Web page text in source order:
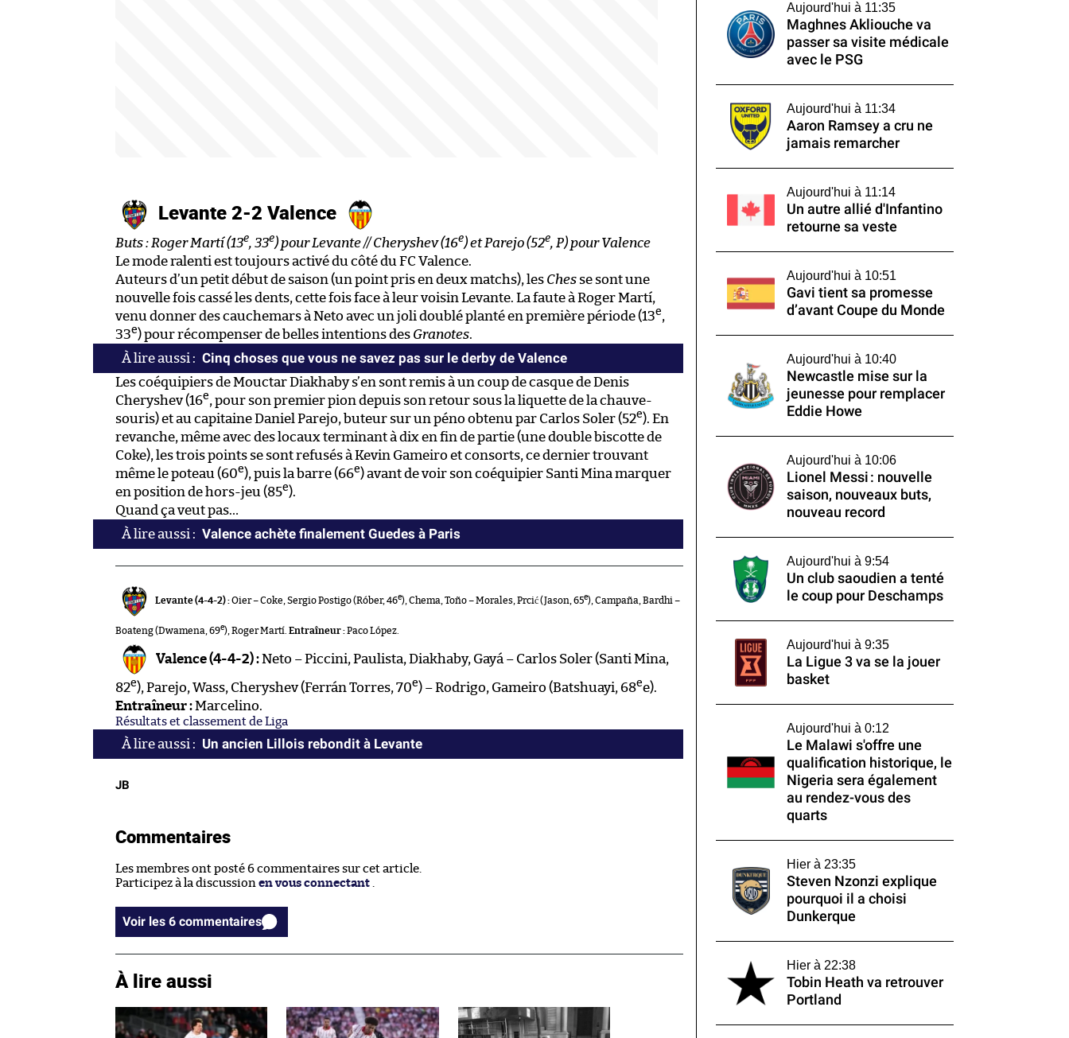
Levante 2-2 Valence
Buts : Roger Martí (13e, 33e) pour Levante // Cheryshev (16e) et Parejo (52e, P) pour Valence
Le mode ralenti est toujours activé du côté du FC Valence.
Auteurs d’un petit début de saison (un point pris en deux matchs), les Ches se sont une
nouvelle fois cassé les dents, cette fois face à leur voisin Levante. La faute à Roger Martí,
venu donner des cauchemars à Neto avec un joli doublé planté en première période (13e,
33e) pour récompenser de belles intentions des Granotes.
Cinq choses que vous ne savez pas sur le derby de Valence
Les coéquipiers de Mouctar Diakhaby s’en sont remis à un coup de casque de Denis
Cheryshev (16e, pour son premier pion depuis son retour sous la liquette de la chauve-
souris) et au capitaine Daniel Parejo, buteur sur un péno obtenu par Carlos Soler (52e). En
revanche, même avec des locaux terminant à dix en fin de partie (une double biscotte de
Coke), les trois points se sont refusés à Kevin Gameiro et consorts, ce dernier trouvant
même le poteau (60e), puis la barre (66e) avant de voir son coéquipier Santi Mina marquer
en position de hors-jeu (85e).
Quand ça veut pas…
Valence achète finalement Guedes à Paris
Levante (4-4-2) :Oier – Coke, Sergio Postigo (Róber, 46e), Chema, Toño – Morales, Prcić (Jason, 65e), Campaña, Bardhi –
Boateng (Dwamena, 69e), Roger Martí. Entraîneur :Paco López.
Valence (4-4-2) :Neto – Piccini, Paulista, Diakhaby, Gayá – Carlos Soler (Santi Mina,
82e), Parejo, Wass, Cheryshev (Ferrán Torres, 70e) – Rodrigo, Gameiro (Batshuayi, 68ee).
Entraîneur :Marcelino.
Résultats et classement de Liga
Un ancien Lillois rebondit à Levante
JB
Commentaires
Les membres ont posté 6 commentaires sur cet article.
Participez à la discussion en vous connectant
Voir les 6 commentaires
À lire aussi
Aujourd'hui à 11:35
Maghnes Akliouche va
passer sa visite médicale
avec le PSG
Aujourd'hui à 11:34
Aaron Ramsey a cru ne
jamais remarcher
Aujourd'hui à 11:14
Un autre allié d'Infantino
retourne sa veste
Aujourd'hui à 10:51
Gavi tient sa promesse
d’avant Coupe du Monde
Aujourd'hui à 10:40
Newcastle mise sur la
jeunesse pour remplacer
Eddie Howe
Aujourd'hui à 10:06
Lionel Messi : nouvelle
saison, nouveaux buts,
nouveau record
Aujourd'hui à 9:54
Un club saoudien a tenté
le coup pour Deschamps
Aujourd'hui à 9:35
La Ligue 3 va se la jouer
basket
Aujourd'hui à 0:12
Le Malawi s'offre une
qualification historique, le
Nigeria sera également
au rendez-vous des
quarts
Hier à 23:35
Steven Nzonzi explique
pourquoi il a choisi
Dunkerque
Hier à 22:38
Tobin Heath va retrouver
Portland